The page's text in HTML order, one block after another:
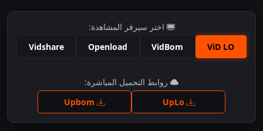
اختر سيرفر المشاهدة:
ViD LO
VidBom
Openload
Vidshare
اضغط للمشاهدة
روابط التحميل المباشرة: